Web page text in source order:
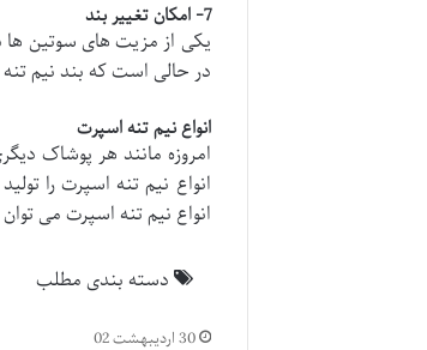
7- امکان تغییر بند
یکی از مزیت های سوتین ها
در حالی است که بند نیم تنه
انواع نیم تنه اسپرت
امروزه مانند هر پوشاک
انواع نیم تنه اسپرت را
انواع نیم تنه اسپرت می
دسته بندی مطلب
30 اردیبهشت 02